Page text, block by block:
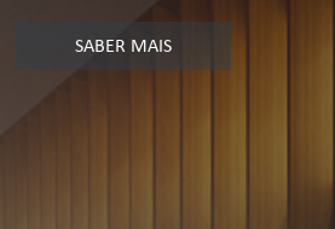
SABER MAIS